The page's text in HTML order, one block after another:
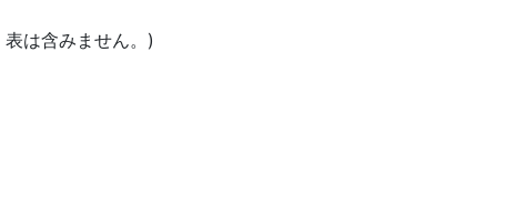
は含みません。)